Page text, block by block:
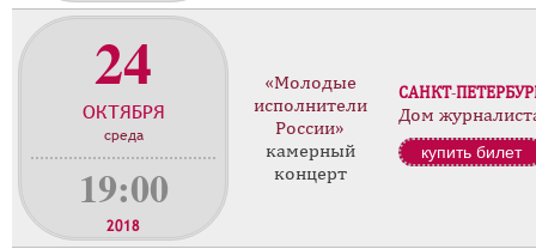
24
ОКТЯБРЯ
среда
19:00
2018
«Молодые
исполнители
России»
камерный
концерт
САНКТ-
Дом
купить билет